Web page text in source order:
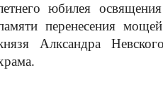
юбилея
перенесения
Алксандра